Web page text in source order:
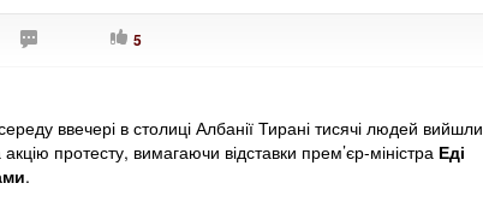
5
ввечері в столиці Албанії Тирані тисячі людей вийшли
акцію протесту, вимагаючи відставки прем’єр-міністра Еді
.